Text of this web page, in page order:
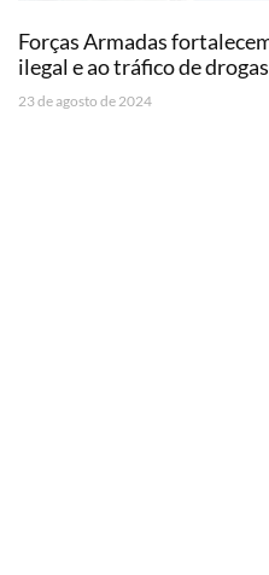
Forças Armadas
ilegal e ao tráfico de drogas
23 de agosto de 2024